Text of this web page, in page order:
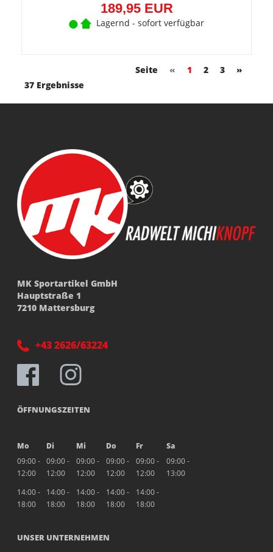
189,95 EUR
Lagernd - sofort verfügbar
Seite « 1 2 3
»
37 Ergebnisse
MK Sportartikel GmbH
Hauptstraße 1
7210 Mattersburg
+43 2626/63224
ÖFFNUNGSZEITEN
Mo Di Mi Do Fr
Sa
09:00 -
12:00
09:00 -
12:00
09:00 -
12:00
09:00 -
12:00
09:00 -
12:00
09:00 -
13:00
14:00 -
18:00
14:00 -
18:00
14:00 -
18:00
14:00 -
18:00
14:00 -
18:00
UNSER UNTERNEHMEN